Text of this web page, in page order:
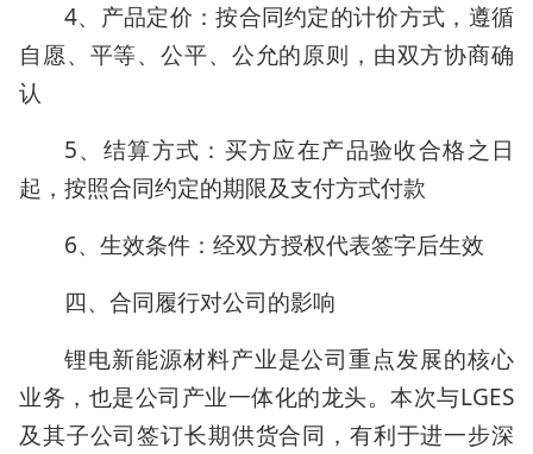
4、产品定价：按合同约定的计价方式，遵循
自愿、平等、公平、公允的原则，由双方协商确
认
5、结算方式：买方应在产品验收合格之日
起，按照合同约定的期限及支付方式付款
6、生效条件：经双方授权代表签字后生效
四、合同履行对公司的影响
锂电新能源材料产业是公司重点发展的核心
业务，也是公司产业一体化的龙头。本次与LGES
及其子公司签订长期供货合同，有利于进一步深